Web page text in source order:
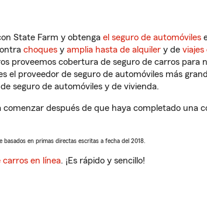
State Farm y obtenga el seguro de automóviles
choques y amplia hasta de alquiler y de
proveemos cobertura de seguro de carros para
el proveedor de seguro de automóviles más
seguro de automóviles y de vivienda.
después de que haya completado una
en primas directas escritas a fecha del 2018.
en línea. ¡Es rápido y sencillo!